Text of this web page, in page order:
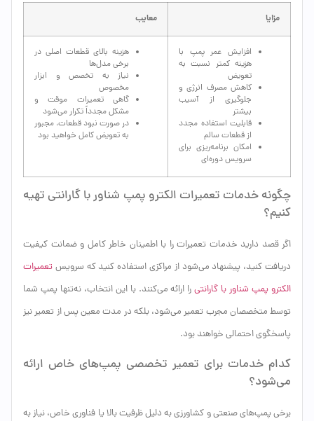
مزایا معایب
افزایش عمر پمپ با
هزینه کمتر نسبت به
تعویض
کاهش مصرف انرژی و
جلوگیری از آسیب
بیشتر
قابلیت استفاده مجدد
از قطعات سالم
امکان برنامه‌ریزی برای
سرویس دوره‌ای
هزینه بالای قطعات اصلی در
برخی مدل‌ها
نیاز به تخصص و ابزار
مخصوص
گاهی تعمیرات موقت و
مشکل مجدداً تکرار می‌شود
در صورت نبود قطعات، مجبور
به تعویض کامل خواهید بود
چگونه خدمات تعمیرات الکترو پمپ شناور با گارانتی تهیه
کنیم؟
اگر قصد دارید خدمات تعمیرات را با اطمینان خاطر کامل و ضمانت کیفیت
دریافت کنید، پیشنهاد می‌شود از مراکزی استفاده کنید که سرویس تعمیرات
الکترو پمپ شناور با گارانتیرا ارائه می‌کنند. با این انتخاب، نه‌تنها پمپ شما
توسط متخصصان مجرب تعمیر می‌شود، بلکه در مدت معین پس از تعمیر نیز
پاسخگوی احتمالی خواهند بود.
کدام خدمات برای تعمیر تخصصی پمپ‌های خاص ارائه
می‌شود؟
برخی پمپ‌های صنعتی و کشاورزی به دلیل ظرفیت بالا یا فناوری خاص، نیاز به